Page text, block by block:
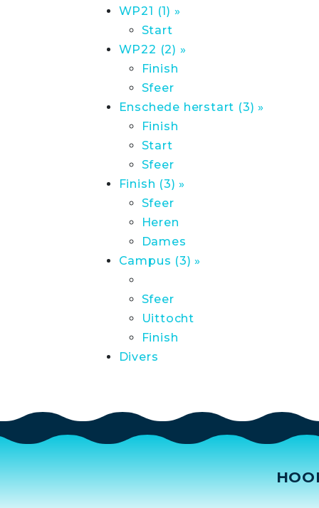
WP21 (1) »
Start
WP22 (2) »
Finish
Sfeer
Enschede herstart (3) »
Finish
Start
Sfeer
Finish (3) »
Sfeer
Heren
Dames
Campus (3) »
Sfeer
Uittocht
Finish
Divers